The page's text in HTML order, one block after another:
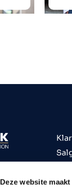
Deze website